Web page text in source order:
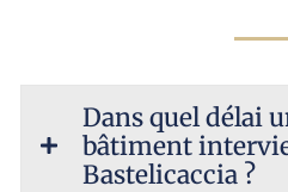
Dans quel délai
bâtiment
Bastelicaccia ?